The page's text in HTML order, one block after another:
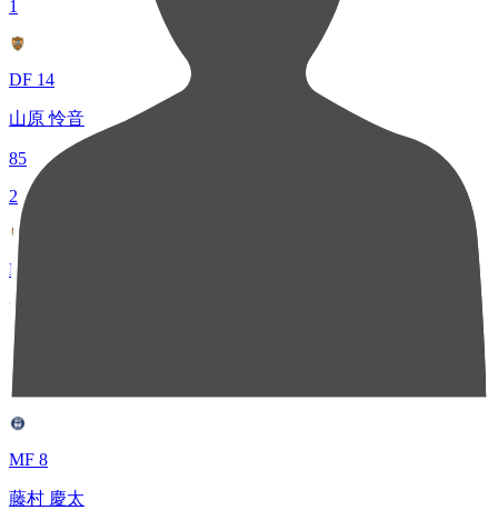
1
DF 14
山原 怜音
85
2
MF 33
乾 貴士
63
3
MF 8
藤村 慶太